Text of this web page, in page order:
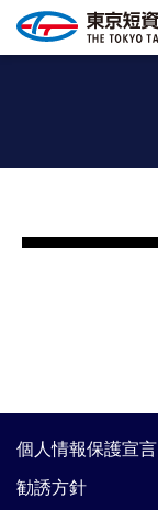
個人情報保護宣言
勧誘方針